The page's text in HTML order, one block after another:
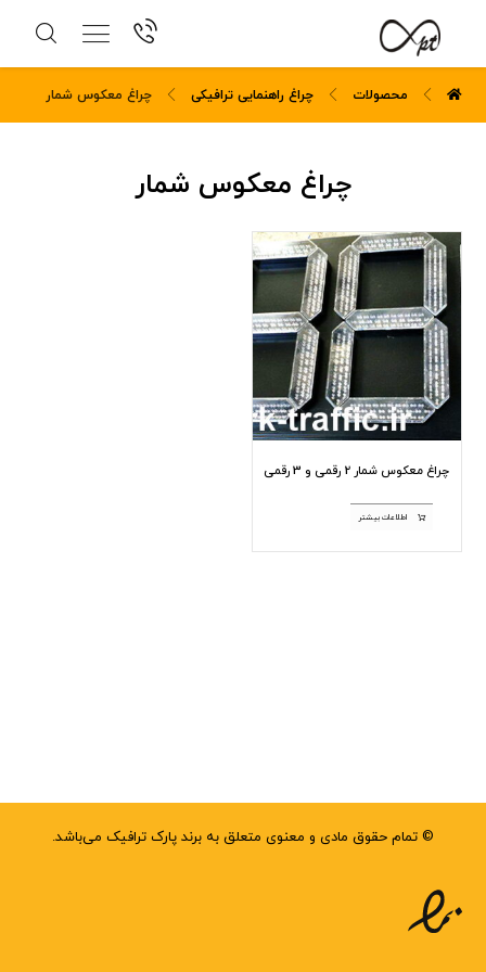
محصولات چراغ راهنمایی ترافیکی چراغ معکوس شمار
چراغ معکوس شمار
چراغ معکوس شمار 2 رقمی و 3 رقمی
اطلاعات بیشتر
© تمام حقوق مادی و معنوی متعلق به برند پارک ترافیک می‌باشد.